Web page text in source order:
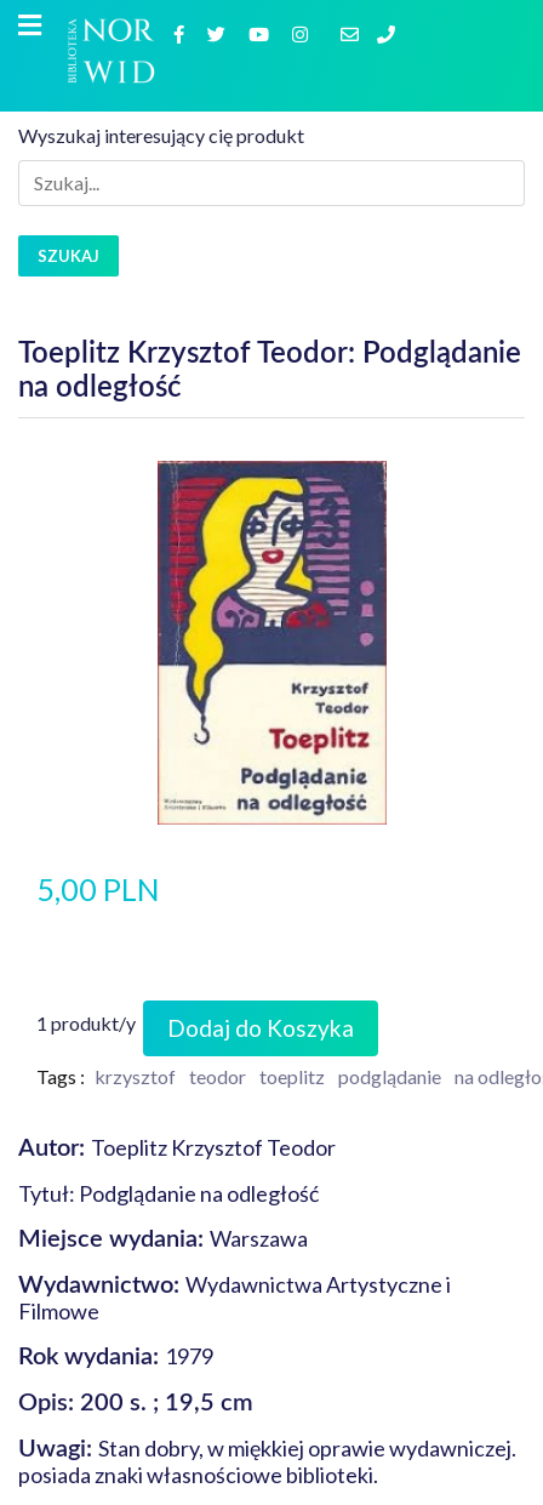
Wyszukaj interesujący cię produkt
SZUKAJ
Toeplitz Krzysztof Teodor: Podglądanie
na odległość
5,00 PLN
1 produkt/y Dodaj do Koszyka
Tags : krzysztof teodor toeplitz podglądanie na
Autor: Toeplitz Krzysztof Teodor
Tytuł: Podglądanie na odległość
Miejsce wydania: Warszawa
Wydawnictwo: Wydawnictwa Artystyczne i
Filmowe
Rok wydania: 1979
Opis: 200 s. ; 19,5 cm
Uwagi: Stan dobry, w miękkiej oprawie wydawniczej.
posiada znaki własnościowe biblioteki.